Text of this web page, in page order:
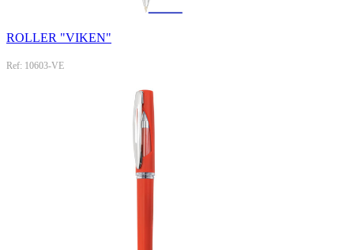
ROLLER "VIKEN"
Ref: 10603-VE